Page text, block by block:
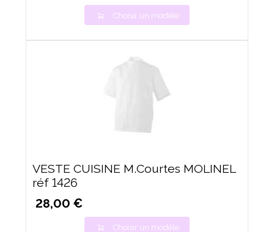
Choisir un modèle
VESTE CUISINE M.Courtes MOLINEL
réf 1426
28,00 €
Choisir un modèle